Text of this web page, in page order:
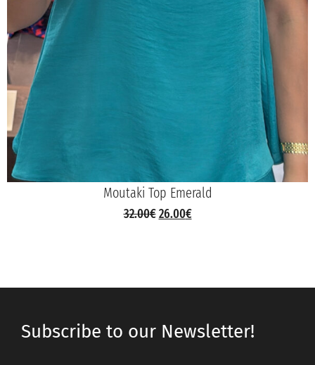
Moutaki Top Emerald
32.00€ 26.00€
Subscribe to our Newsletter!